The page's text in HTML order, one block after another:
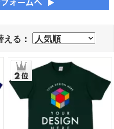
る：